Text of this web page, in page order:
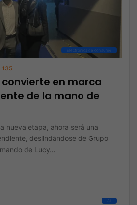
Electrónica de consumo
135
convierte en marca
de la mano de
nueva etapa, ahora será una
deslindándose de Grupo
de Lucy…
All